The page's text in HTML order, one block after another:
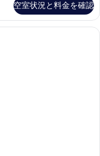
空室状況と料金を確認